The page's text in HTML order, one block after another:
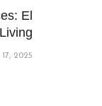
El
2025